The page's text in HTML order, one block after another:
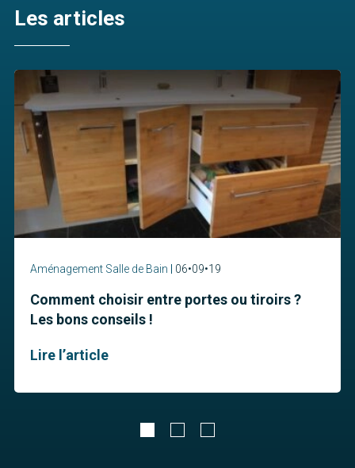
Les articles
Aménagement Salle de Bain 06•09•19
Comment choisir entre portes ou tiroirs ?
Les bons conseils !
Lire l’article